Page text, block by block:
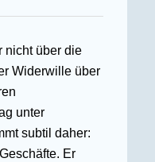
nicht über die
Widerwille über
unter
subtil daher:
Er